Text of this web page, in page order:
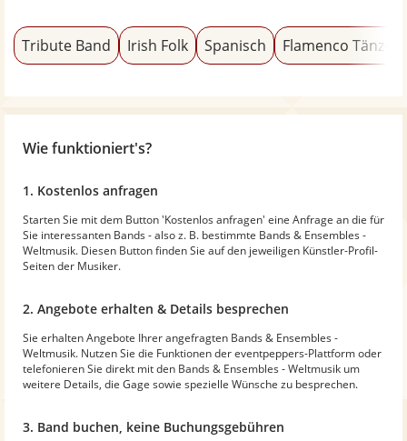
Tribute Band Irish Folk Spanisch Flamenco Tänzer
Wie funktioniert's?
1. Kostenlos anfragen
Starten Sie mit dem Button 'Kostenlos anfragen' eine Anfrage an die für
Sie interessanten Bands - also z. B. bestimmte Bands & Ensembles -
Weltmusik. Diesen Button finden Sie auf den jeweiligen Künstler-Profil-
Seiten der Musiker.
2. Angebote erhalten & Details besprechen
Sie erhalten Angebote Ihrer angefragten Bands & Ensembles -
Weltmusik. Nutzen Sie die Funktionen der eventpeppers-Plattform oder
telefonieren Sie direkt mit den Bands & Ensembles - Weltmusik um
weitere Details, die Gage sowie spezielle Wünsche zu besprechen.
3. Band buchen, keine Buchungsgebühren